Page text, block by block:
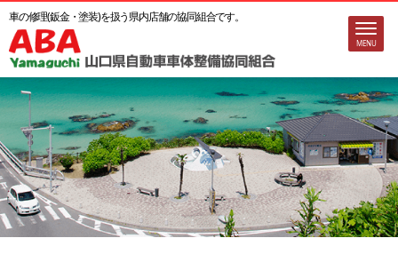
車の修理(鈑金・塗装)を扱う県内店舗の協同組合です。
MENU